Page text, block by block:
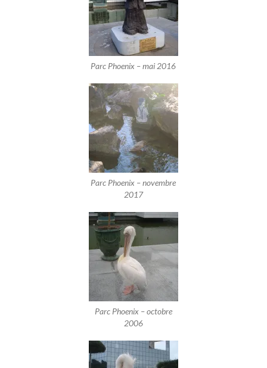
Parc Phoenix – mai 2016
Parc Phoenix – novembre
2017
Parc Phoenix – octobre
2006